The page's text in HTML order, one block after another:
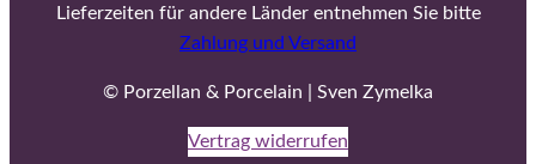
Lieferzeiten für andere Länder entnehmen Sie bitte
Zahlung und Versand
© Porzellan & Porcelain | Sven Zymelka
Vertrag widerrufen